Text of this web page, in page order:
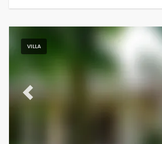
VILLA
Previous